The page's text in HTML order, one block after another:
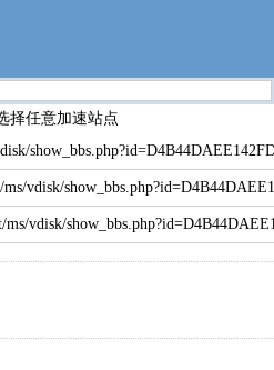
择任意加速站点
vdisk/
ms/vdisk/